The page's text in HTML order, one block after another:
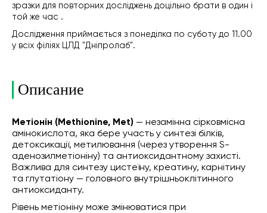
зразки для повторних досліджень доцільно брати в один і
той же час .
Дослідження приймається з понеділка по суботу до 11.00
у всіх філіях ЦЛД "Дніпролаб".
Описание
Метіонін (Methionine, Met) — незамінна сірковмісна
амінокислота, яка бере участь у синтезі білків,
детоксикації, метилювання (через утворення S-
аденозилметіоніну) та антиоксидантному захисті.
Важлива для синтезу цистеїну, креатину, карнітину
та глутатіону — головного внутрішньоклітинного
антиоксиданту.
Рівень метіоніну може змінюватися при